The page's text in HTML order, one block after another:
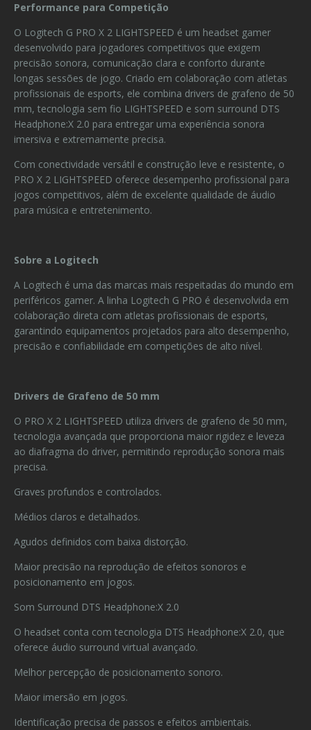
Performance para Competição
O Logitech G PRO X 2 LIGHTSPEED é um headset gamer
desenvolvido para jogadores competitivos que exigem
precisão sonora, comunicação clara e conforto durante
longas sessões de jogo. Criado em colaboração com atletas
profissionais de esports, ele combina drivers de grafeno de 50
mm, tecnologia sem fio LIGHTSPEED e som surround DTS
Headphone:X 2.0 para entregar uma experiência sonora
imersiva e extremamente precisa.
Com conectividade versátil e construção leve e resistente, o
PRO X 2 LIGHTSPEED oferece desempenho profissional para
jogos competitivos, além de excelente qualidade de áudio
para música e entretenimento.
Sobre a Logitech
A Logitech é uma das marcas mais respeitadas do mundo em
periféricos gamer. A linha Logitech G PRO é desenvolvida em
colaboração direta com atletas profissionais de esports,
garantindo equipamentos projetados para alto desempenho,
precisão e confiabilidade em competições de alto nível.
Drivers de Grafeno de 50 mm
O PRO X 2 LIGHTSPEED utiliza drivers de grafeno de 50 mm,
tecnologia avançada que proporciona maior rigidez e leveza
ao diafragma do driver, permitindo reprodução sonora mais
precisa.
Graves profundos e controlados.
Médios claros e detalhados.
Agudos definidos com baixa distorção.
Maior precisão na reprodução de efeitos sonoros e
posicionamento em jogos.
Som Surround DTS Headphone:X 2.0
O headset conta com tecnologia DTS Headphone:X 2.0, que
oferece áudio surround virtual avançado.
Melhor percepção de posicionamento sonoro.
Maior imersão em jogos.
Identificação precisa de passos e efeitos ambientais.